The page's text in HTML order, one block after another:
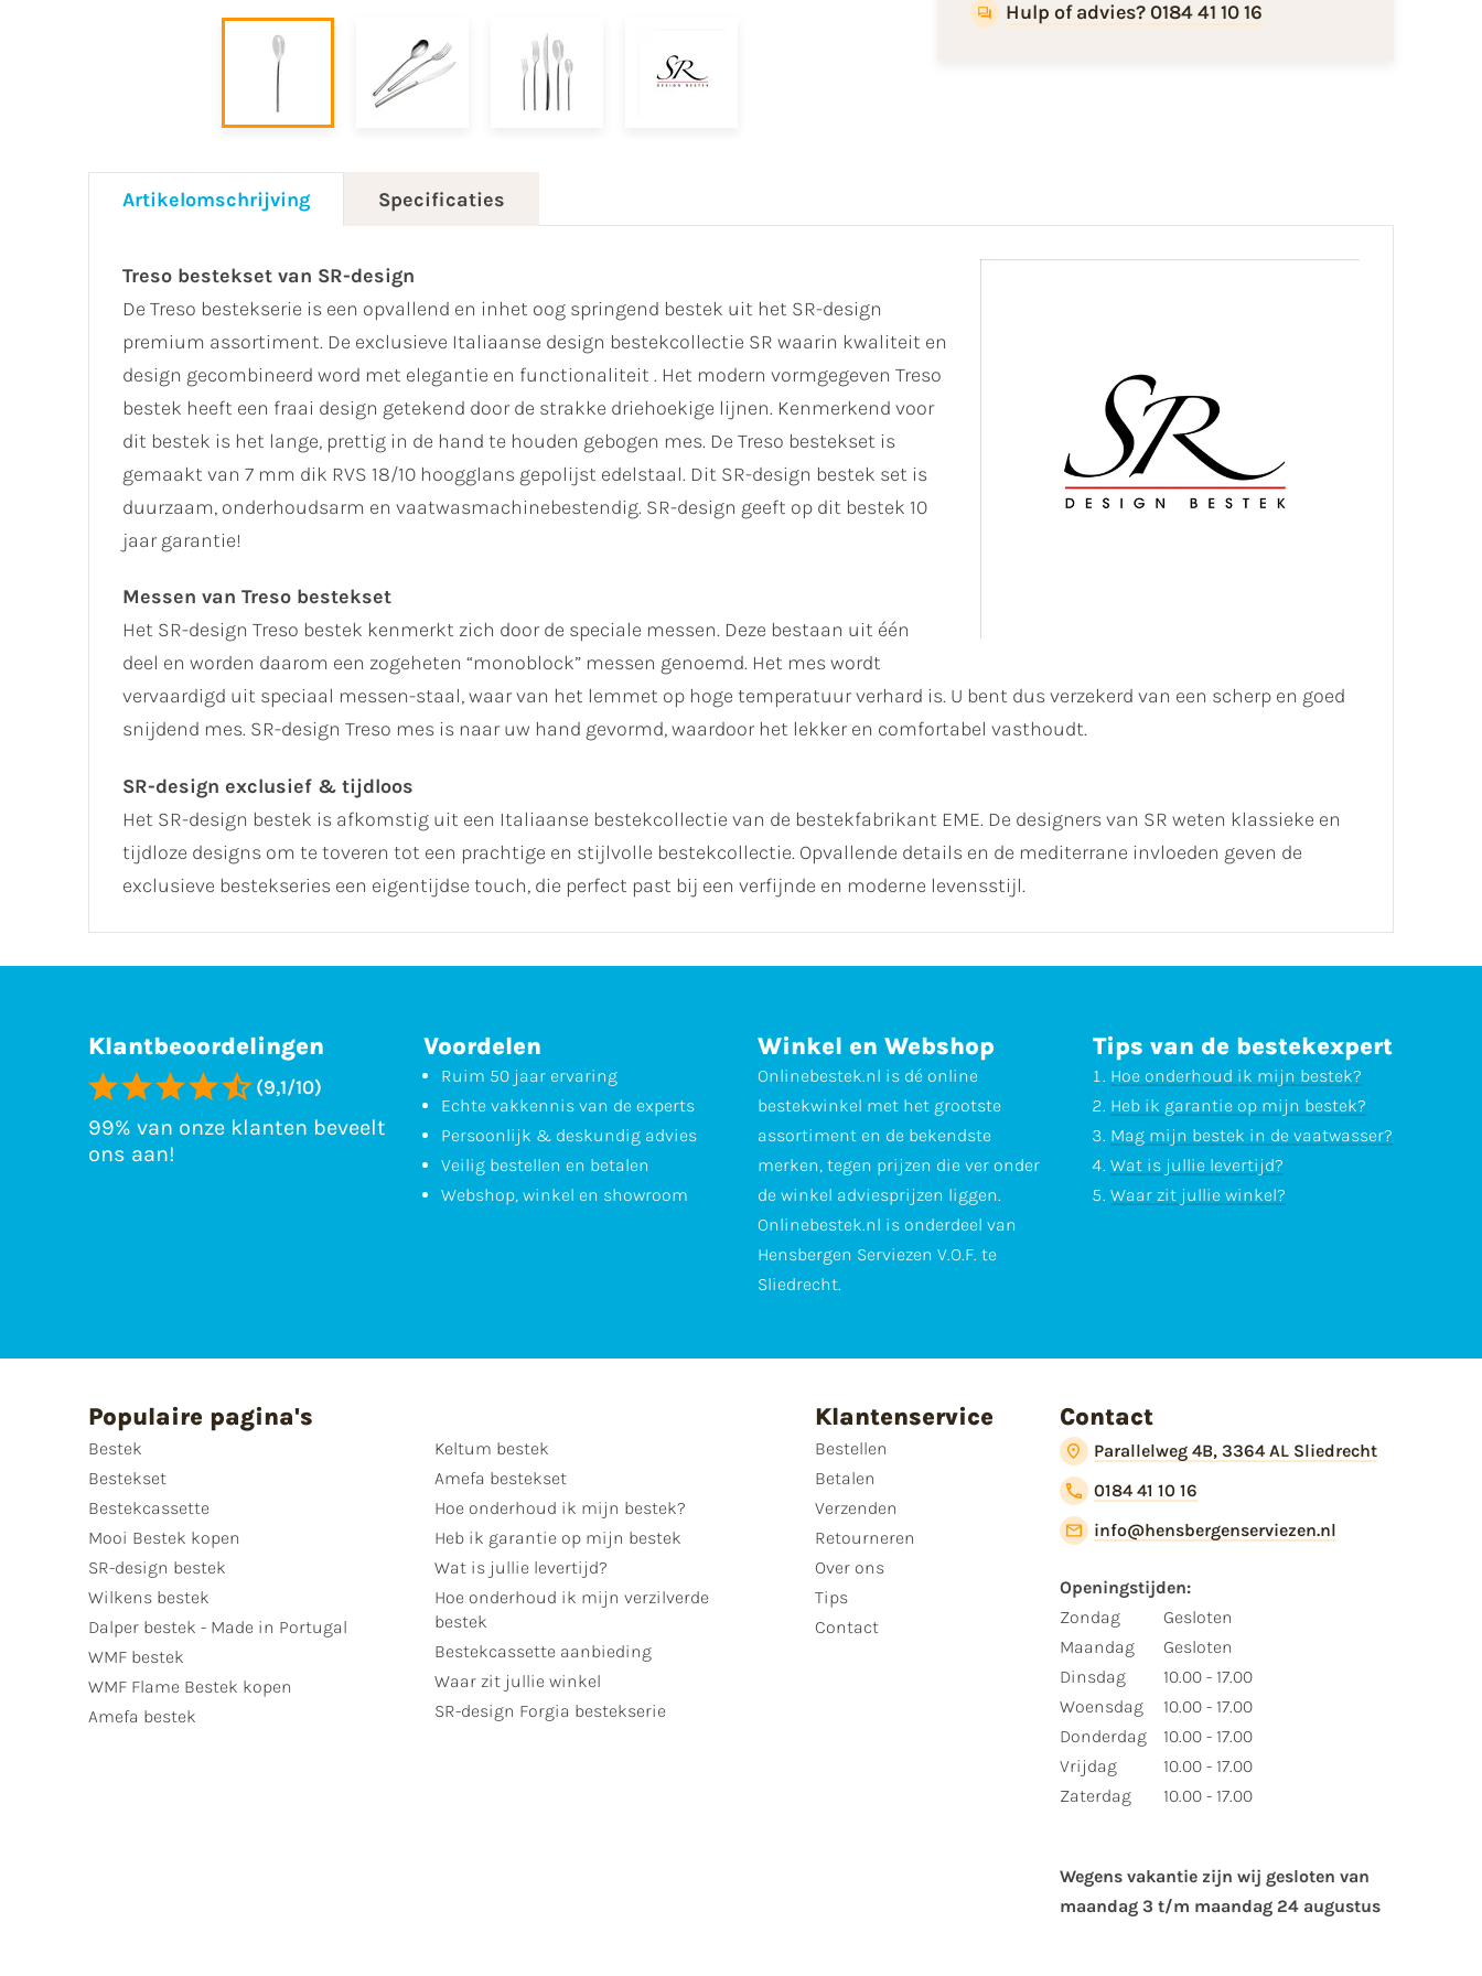
Hulp of advies? 0184 41 10 16
Artikelomschrijving Specificaties
Treso bestekset van SR-design
De Treso bestekserie is een opvallend en inhet oog springend bestek uit het SR-design
premium assortiment. De exclusieve Italiaanse design bestekcollectie SR waarin kwaliteit en
design gecombineerd word met elegantie en functionaliteit . Het modern vormgegeven Treso
bestek heeft een fraai design getekend door de strakke driehoekige lijnen. Kenmerkend voor
dit bestek is het lange, prettig in de hand te houden gebogen mes. De Treso bestekset is
gemaakt van 7 mm dik RVS 18/10 hoogglans gepolijst edelstaal. Dit SR-design bestek set is
duurzaam, onderhoudsarm en vaatwasmachinebestendig. SR-design geeft op dit bestek 10
jaar garantie!
Messen van Treso bestekset
Het SR-design Treso bestek kenmerkt zich door de speciale messen. Deze bestaan uit één
deel en worden daarom een zogeheten “monoblock” messen genoemd. Het mes wordt
vervaardigd uit speciaal messen-staal, waar van het lemmet op hoge temperatuur verhard is. U bent dus verzekerd van een scherp en goed
snijdend mes. SR-design Treso mes is naar uw hand gevormd, waardoor het lekker en comfortabel vasthoudt.
SR-design exclusief & tijdloos
Het SR-design bestek is afkomstig uit een Italiaanse bestekcollectie van de bestekfabrikant EME. De designers van SR weten klassieke en
tijdloze designs om te toveren tot een prachtige en stijlvolle bestekcollectie. Opvallende details en de mediterrane invloeden geven de
exclusieve bestekseries een eigentijdse touch, die perfect past bij een verfijnde en moderne levensstijl.
Klantbeoordelingen
(9,1/10)
99% van onze klanten beveelt
ons aan!
Voordelen
Ruim 50 jaar ervaring
Echte vakkennis van de experts
Persoonlijk & deskundig advies
Veilig bestellen en betalen
Webshop, winkel en showroom
Winkel en Webshop
Onlinebestek.nl is dé online
bestekwinkel met het grootste
assortiment en de bekendste
merken, tegen prijzen die ver onder
de winkel adviesprijzen liggen.
Onlinebestek.nl is onderdeel van
Hensbergen Serviezen V.O.F. te
Sliedrecht.
Tips van de bestekexpert
Hoe onderhoud ik mijn bestek?
Heb ik garantie op mijn bestek?
Mag mijn bestek in de vaatwasser?
Wat is jullie levertijd?
Waar zit jullie winkel?
Populaire pagina's
Bestek
Bestekset
Bestekcassette
Mooi Bestek kopen
SR-design bestek
Wilkens bestek
Dalper bestek - Made in Portugal
WMF bestek
WMF Flame Bestek kopen
Amefa bestek
Keltum bestek
Amefa bestekset
Hoe onderhoud ik mijn bestek?
Heb ik garantie op mijn bestek
Wat is jullie levertijd?
Hoe onderhoud ik mijn verzilverde
bestek
Bestekcassette aanbieding
Waar zit jullie winkel
SR-design Forgia bestekserie
Klantenservice
Bestellen
Betalen
Verzenden
Retourneren
Over ons
Tips
Contact
Contact
Parallelweg 4B, 3364 AL Sliedrecht
0184 41 10 16
info@hensbergenserviezen.nl
Openingstijden:
Zondag
Maandag
Dinsdag
Woensdag
Donderdag
Vrijdag
Zaterdag
Gesloten
Gesloten
10.00 - 17.00
10.00 - 17.00
10.00 - 17.00
10.00 - 17.00
10.00 - 17.00
Wegens vakantie zijn wij gesloten van ​
maandag 3 t/m maandag 24 augustus